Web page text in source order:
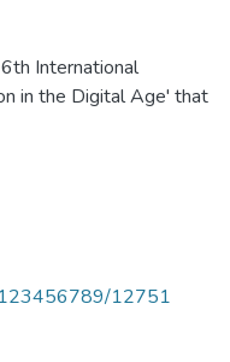
International
in the Digital Age' that
123456789/12751